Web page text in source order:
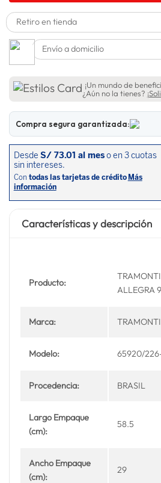
9. lavadora
10. spiderman
Retiro en tienda
Envío a domicilio
¡Un mundo de
¿Aún no la tienes?
Compra segura garantizada:
Características y descripción
Producto:
ALLEGRA
Marca:
Modelo: 65920/
Procedencia: BRASIL
Largo Empaque
(cm):
58.5
Ancho Empaque
(cm):
29